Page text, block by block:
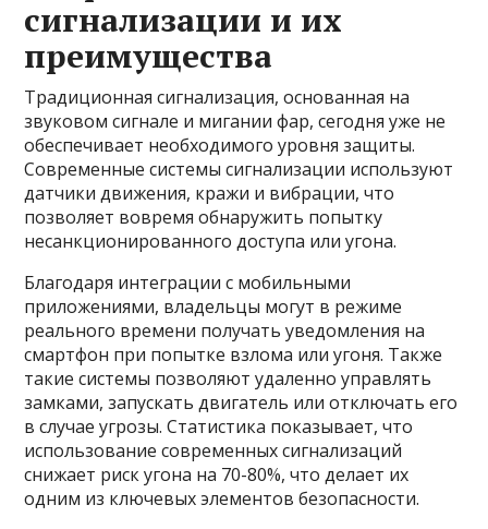
сигнализации и их
преимущества
Традиционная сигнализация, основанная на
звуковом сигнале и мигании фар, сегодня уже не
обеспечивает необходимого уровня защиты.
Современные системы сигнализации используют
датчики движения, кражи и вибрации, что
позволяет вовремя обнаружить попытку
несанкционированного доступа или угона.
Благодаря интеграции с мобильными
приложениями, владельцы могут в режиме
реального времени получать уведомления на
смартфон при попытке взлома или угоня. Также
такие системы позволяют удаленно управлять
замками, запускать двигатель или отключать его
в случае угрозы. Статистика показывает, что
использование современных сигнализаций
снижает риск угона на 70-80%, что делает их
одним из ключевых элементов безопасности.